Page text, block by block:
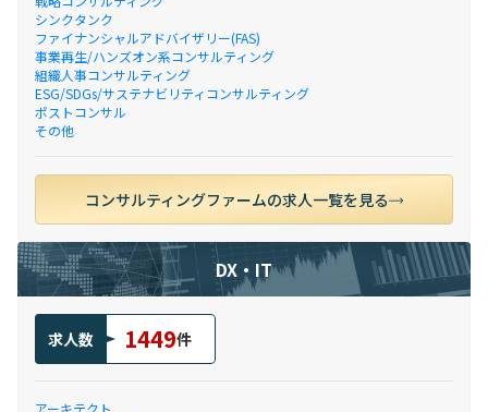
シンクタンク
ファイナンシャルアドバイザリー(FAS)
事業再生/ハンズオン系コンサルティング
組織人事コンサルティング
ESG/SDGs/サステナビリティコンサルティング
ポストコンサル
その他
コンサルティングファームの求人一覧を見る
DX・IT
求人数 1449件
アーキテクト